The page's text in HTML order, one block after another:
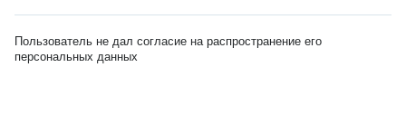
Пользователь не дал согласие на распространение его
персональных данных